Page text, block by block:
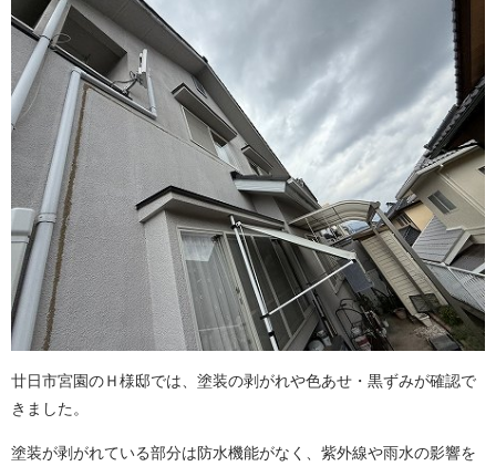
廿日市宮園のＨ様邸では、塗装の剥がれや色あせ・黒ずみが確認で
きました。
塗装が剥がれている部分は防水機能がなく、紫外線や雨水の影響を